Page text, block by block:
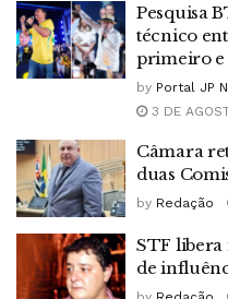
Pesquisa
técnico
primeiro e
by Portal JP
3 DE
Câmara
duas
by Redação
STF
de